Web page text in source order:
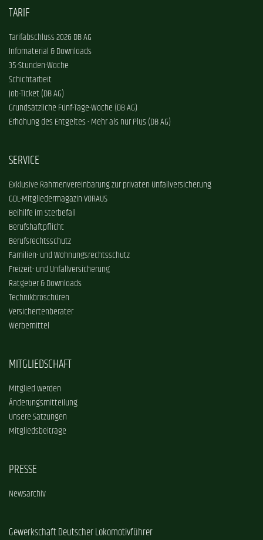
TARIF
Tarifabschluss 2026 DB AG
Infomaterial & Downloads
35-Stunden-Woche
Schichtarbeit
Job-Ticket (DB AG)
Grundsätzliche Fünf-Tage-Woche (DB AG)
Erhöhung des Entgeltes - Mehr als nur Plus (DB AG)
SERVICE
Exklusive Rahmenvereinbarung zur privaten Unfallversicherung
GDL-Mitgliedermagazin VORAUS
Beihilfe im Sterbefall
Berufshaftpflicht
Berufsrechtsschutz
Familien- und Wohnungsrechtsschutz
Freizeit- und Unfallversicherung
Ratgeber & Downloads
Technikbroschüren
Versichertenberater
Werbemittel
MITGLIEDSCHAFT
Mitglied werden
Änderungsmitteilung
Unsere Satzungen
Mitgliedsbeiträge
PRESSE
Newsarchiv
Gewerkschaft Deutscher Lokomotivführer